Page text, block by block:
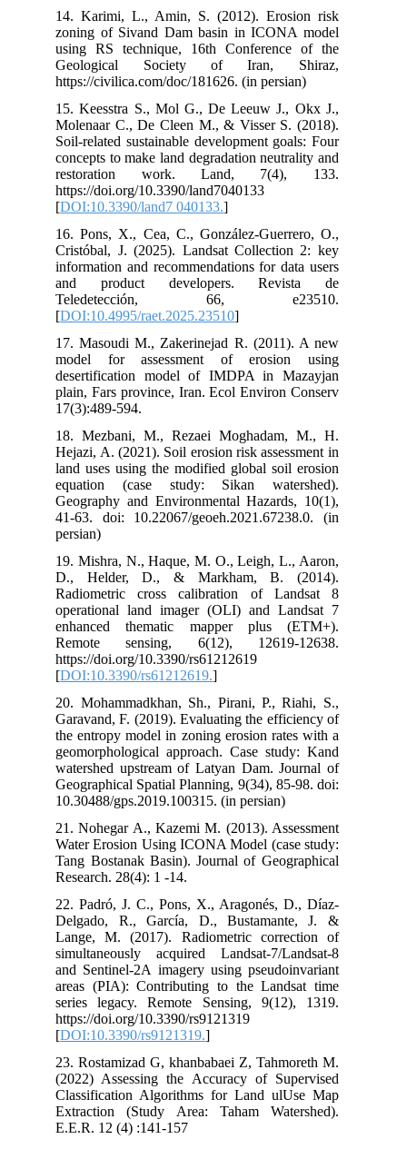
14. Karimi, L., Amin, S. (2012). Erosion risk
zoning of Sivand Dam basin in ICONA model
using RS technique, 16th Conference of the
Geological Society of Iran, Shiraz,
https://civilica.com/doc/181626. (in persian)
15. Keesstra S., Mol G., De Leeuw J., Okx J.,
Molenaar C., De Cleen M., & Visser S. (2018).
Soil-related sustainable development goals: Four
concepts to make land degradation neutrality and
restoration work. Land, 7(4), 133.
https://doi.org/10.3390/land7040133
[DOI:10.3390/land7 040133.
16. Pons, X., Cea, C., González-Guerrero, O.,
Cristóbal, J. (2025). Landsat Collection 2: key
information and recommendations for data users
and product developers. Revista de
Teledetección, 66, e23510.
[DOI:10.4995/raet.2025.23510
17. Masoudi M., Zakerinejad R. (2011). A new
model for assessment of erosion using
desertification model of IMDPA in Mazayjan
plain, Fars province, Iran. Ecol Environ Conserv
17(3):489-594.
18. Mezbani, M., Rezaei Moghadam, M., H.
Hejazi, A. (2021). Soil erosion risk assessment in
land uses using the modified global soil erosion
equation (case study: Sikan watershed).
Geography and Environmental Hazards, 10(1),
41-63. doi: 10.22067/geoeh.2021.67238.0. (in
persian)
19. Mishra, N., Haque, M. O., Leigh, L., Aaron,
D., Helder, D., & Markham, B. (2014).
Radiometric cross calibration of Landsat 8
operational land imager (OLI) and Landsat 7
enhanced thematic mapper plus (ETM+).
Remote sensing, 6(12), 12619-12638.‏
https://doi.org/10.3390/rs61212619
[DOI:10.3390/rs61212619.
20. Mohammadkhan, Sh., Pirani, P., Riahi, S.,
Garavand, F. (2019). Evaluating the efficiency of
the entropy model in zoning erosion rates with a
geomorphological approach. Case study: Kand
watershed upstream of Latyan Dam. Journal of
Geographical Spatial Planning, 9(34), 85-98. doi:
10.30488/gps.2019.100315. (in persian)
21. Nohegar A., Kazemi M. (2013). Assessment
Water Erosion Using ICONA Model (case study:
Tang Bostanak Basin). Journal of Geographical
Research. 28(4): 1 -14.
22. Padró, J. C., Pons, X., Aragonés, D., Díaz-
Delgado, R., García, D., Bustamante, J. &
Lange, M. (2017). Radiometric correction of
simultaneously acquired Landsat-7/Landsat-8
and Sentinel-2A imagery using pseudoinvariant
areas (PIA): Contributing to the Landsat time
series legacy. Remote Sensing, 9(12), 1319.
https://doi.org/10.3390/rs9121319
[DOI:10.3390/rs9121319.
23. Rostamizad G, khanbabaei Z, Tahmoreth M.
(2022) Assessing the Accuracy of Supervised
Classification Algorithms for Land ulUse Map
Extraction (Study Area: Taham Watershed).
E.E.R. 12 (4) :141-157